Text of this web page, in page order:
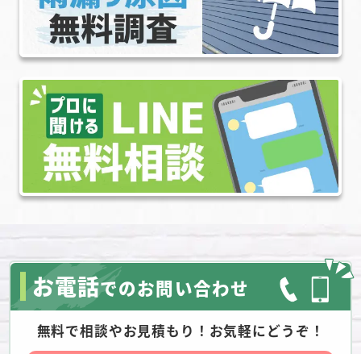
お電話でのお問い合わせ
無料で相談やお見積もり！お気軽にどうぞ！